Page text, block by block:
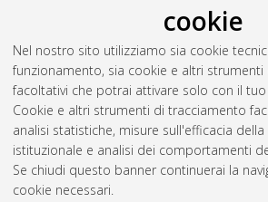
cookie
Nel nostro sito utilizziamo sia cookie
funzionamento, sia cookie e altri
facoltativi che potrai attivare solo con il
Cookie e altri strumenti di tracciamento
analisi statistiche, misure sull'efficacia
istituzionale e analisi dei comportamenti
Se chiudi questo banner continuerai la
cookie necessari.
Seleziona un valore dall'elenco
2019(1)
2018(3)
2017 (1)
2016(1)
Atom